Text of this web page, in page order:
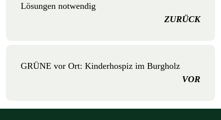
Lösungen notwendig
ZURÜCK
GRÜNE vor Ort: Kinderhospiz im Burgholz
VOR